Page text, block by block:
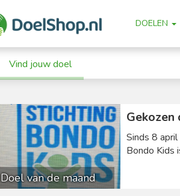
DOELEN
Vind jouw doel
Doel van de maand
Gekozen
Sinds 8
Bondo Kids